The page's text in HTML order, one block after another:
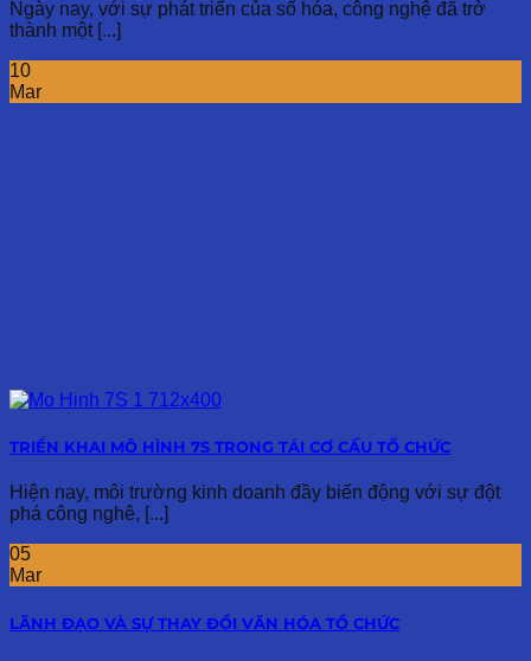
Ngày nay, với sự phát triển của số hóa, công nghệ đã trở
thành một [...]
10
Mar
TRIỂN KHAI MÔ HÌNH 7S TRONG TÁI CƠ CẤU TỔ CHỨC
Hiện nay, môi trường kinh doanh đầy biến động với sự đột
phá công nghê, [...]
05
Mar
LÃNH ĐẠO VÀ SỰ THAY ĐỔI VĂN HÓA TỔ CHỨC